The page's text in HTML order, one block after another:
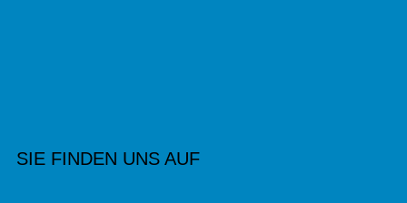
SIE FINDEN UNS AUF